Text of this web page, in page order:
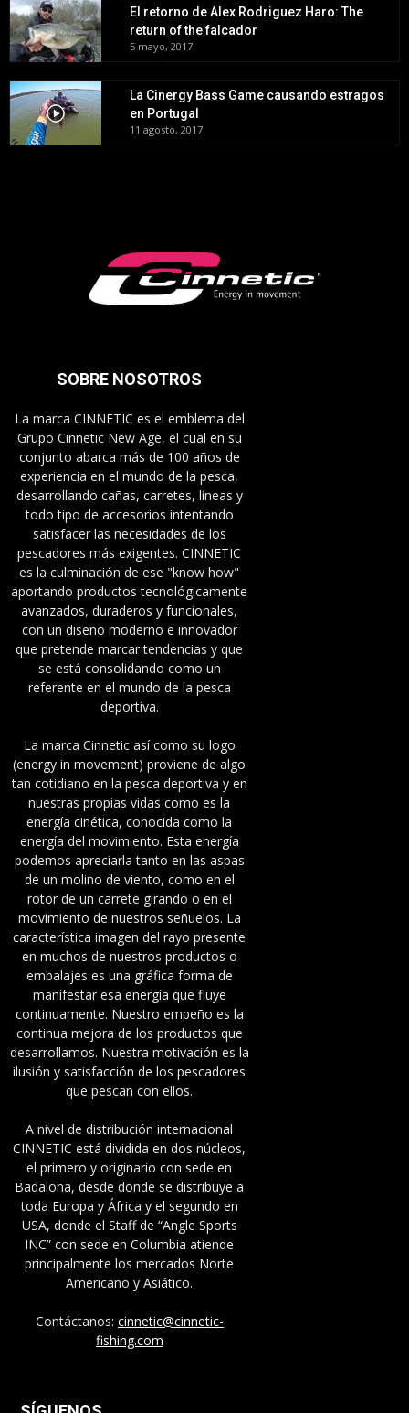
El retorno de Alex Rodriguez Haro: The
return of the falcador
5 mayo, 2017
La Cinergy Bass Game causando estragos
en Portugal
11 agosto, 2017
SOBRE NOSOTROS
La marca CINNETIC es el emblema del
Grupo Cinnetic New Age, el cual en su
conjunto abarca más de 100 años de
experiencia en el mundo de la pesca,
desarrollando cañas, carretes, líneas y
todo tipo de accesorios intentando
satisfacer las necesidades de los
pescadores más exigentes. CINNETIC
es la culminación de ese "know how"
aportando productos tecnológicamente
avanzados, duraderos y funcionales,
con un diseño moderno e innovador
que pretende marcar tendencias y que
se está consolidando como un
referente en el mundo de la pesca
deportiva.
La marca Cinnetic así como su logo
(energy in movement) proviene de algo
tan cotidiano en la pesca deportiva y en
nuestras propias vidas como es la
energía cinética, conocida como la
energía del movimiento. Esta energía
podemos apreciarla tanto en las aspas
de un molino de viento, como en el
rotor de un carrete girando o en el
movimiento de nuestros señuelos. La
característica imagen del rayo presente
en muchos de nuestros productos o
embalajes es una gráfica forma de
manifestar esa energía que fluye
continuamente. Nuestro empeño es la
continua mejora de los productos que
desarrollamos. Nuestra motivación es la
ilusión y satisfacción de los pescadores
que pescan con ellos.
A nivel de distribución internacional
CINNETIC está dividida en dos núcleos,
el primero y originario con sede en
Badalona, desde donde se distribuye a
toda Europa y África y el segundo en
USA, donde el Staff de “Angle Sports
INC” con sede en Columbia atiende
principalmente los mercados Norte
Americano y Asiático.
Contáctanos: cinnetic@cinnetic-
fishing.com